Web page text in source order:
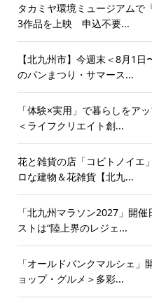
タカミヤ環境ミュージアムで
3作品を上映 申込不要...
【北九州市】今週末＜8月1
のパンまつり・サマース...
「体験×実用」で暮らしをア
＜ライフクリエイト創...
花と雑貨の店「コビトノイ
ロな建物＆花雑貨【北九...
「北九州マラソン2027」開
ストは“陸上界のレジェ...
「オールドバンクマルシェ
ョップ・グルメ＞多彩...